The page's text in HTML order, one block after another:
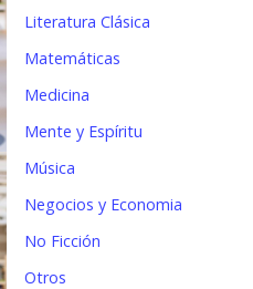
Literatura Clásica
Matemáticas
Medicina
Mente y Espíritu
Música
Negocios y Economia
No Ficción
Otros